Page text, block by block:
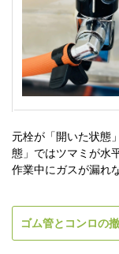
元栓が「開いた状態
態」ではツマミが水
作業中にガスが漏れ
ゴム管とコンロの